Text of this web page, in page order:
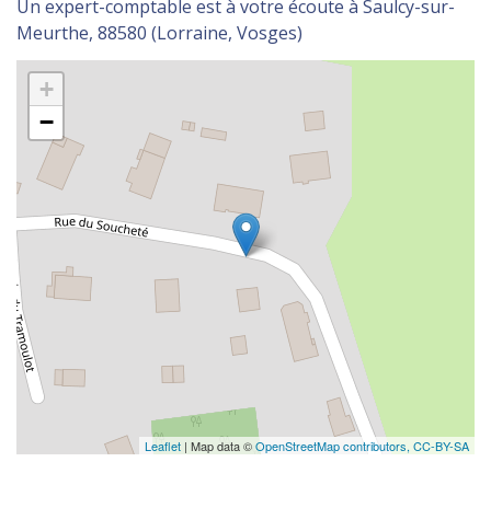
Un expert-comptable est à votre écoute à Saulcy-sur-
Meurthe, 88580 (Lorraine, Vosges)
+
−
Leaflet | Map data ©OpenStreetMap contributors, CC-BY-SA